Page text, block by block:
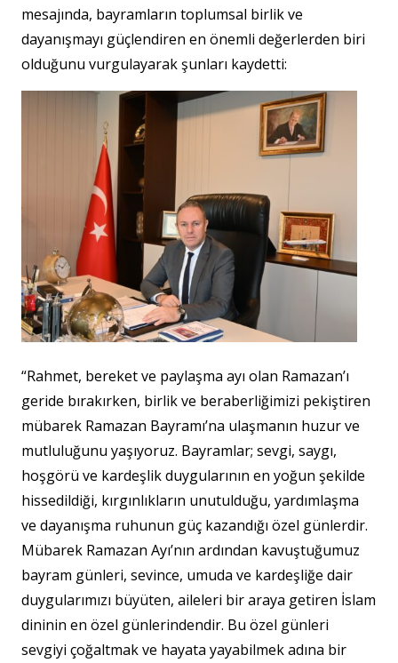
mesajında, bayramların toplumsal birlik ve
dayanışmayı güçlendiren en önemli değerlerden biri
olduğunu vurgulayarak şunları kaydetti:
“Rahmet, bereket ve paylaşma ayı olan Ramazan’ı
geride bırakırken, birlik ve beraberliğimizi pekiştiren
mübarek Ramazan Bayramı’na ulaşmanın huzur ve
mutluluğunu yaşıyoruz. Bayramlar; sevgi, saygı,
hoşgörü ve kardeşlik duygularının en yoğun şekilde
hissedildiği, kırgınlıkların unutulduğu, yardımlaşma
ve dayanışma ruhunun güç kazandığı özel günlerdir.
Mübarek Ramazan Ayı’nın ardından kavuştuğumuz
bayram günleri, sevince, umuda ve kardeşliğe dair
duygularımızı büyüten, aileleri bir araya getiren İslam
dininin en özel günlerindendir. Bu özel günleri
sevgiyi çoğaltmak ve hayata yayabilmek adına bir